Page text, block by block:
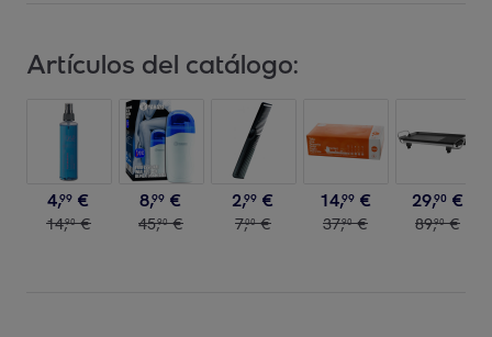
Artículos del catálogo:
4,99 €
14,90 €
8,99 €
45,90 €
2,99 €
7,00 €
14,99 €
37,90 €
29,90 €
89,90 €